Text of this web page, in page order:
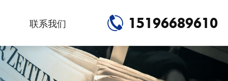
联系我们 15196689610